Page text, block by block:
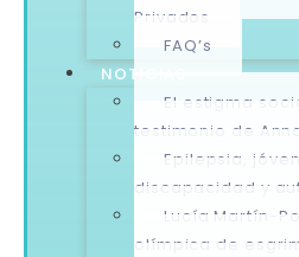
Privados
FAQ’s
NOTICIAS
El estigma
testimonio de
Epilepsia,
discapacidad y
Lucía Martín-
olímpica de